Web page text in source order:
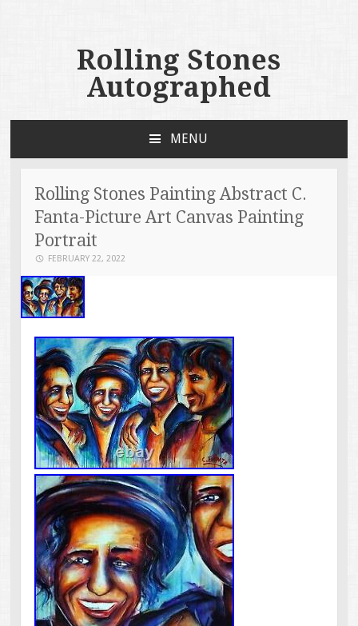
Rolling Stones
Autographed
MENU
Rolling Stones Painting Abstract C.
Fanta-Picture Art Canvas Painting
Portrait
FEBRUARY 22, 2022